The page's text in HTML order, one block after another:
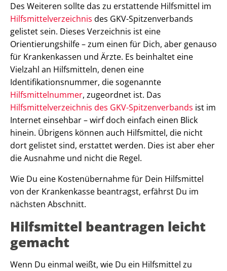
Des Weiteren sollte das zu erstattende Hilfsmittel im
Hilfsmittelverzeichnis des GKV-Spitzenverbands
gelistet sein. Dieses Verzeichnis ist eine
Orientierungshilfe – zum einen für Dich, aber genauso
für Krankenkassen und Ärzte. Es beinhaltet eine
Vielzahl an Hilfsmitteln, denen eine
Identifikationsnummer, die sogenannte
Hilfsmittelnummer, zugeordnet ist. Das
Hilfsmittelverzeichnis des GKV-Spitzenverbands ist im
Internet einsehbar – wirf doch einfach einen Blick
hinein. Übrigens können auch Hilfsmittel, die nicht
dort gelistet sind, erstattet werden. Dies ist aber eher
die Ausnahme und nicht die Regel.
Wie Du eine Kostenübernahme für Dein Hilfsmittel
von der Krankenkasse beantragst, erfährst Du im
nächsten Abschnitt.
Hilfsmittel beantragen leicht
gemacht
Wenn Du einmal weißt, wie Du ein Hilfsmittel zu